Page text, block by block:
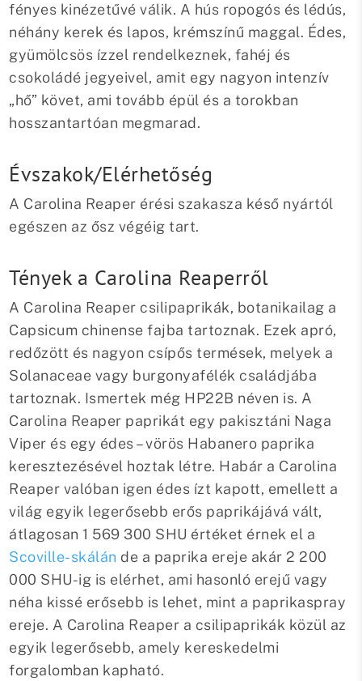
fényes kinézetűvé válik. A hús ropogós és lédús,
néhány kerek és lapos, krémszínű maggal. Édes,
gyümölcsös ízzel rendelkeznek, fahéj és
csokoládé jegyeivel, amit egy nagyon intenzív
„hő” követ, ami tovább épül és a torokban
hosszantartóan megmarad.
Évszakok/Elérhetőség
A Carolina Reaper érési szakasza késő nyártól
egészen az ősz végéig tart.
Tények a Carolina Reaperről
A Carolina Reaper csilipaprikák, botanikailag a
Capsicum chinense fajba tartoznak. Ezek apró,
redőzött és nagyon csípős termések, melyek a
Solanaceae vagy burgonyafélék családjába
tartoznak. Ismertek még HP22B néven is. A
Carolina Reaper paprikát egy pakisztáni Naga
Viper és egy édes – vörös Habanero paprika
keresztezésével hoztak létre. Habár a Carolina
Reaper valóban igen édes ízt kapott, emellett a
világ egyik legerősebb erős paprikájává vált,
átlagosan 1 569 300 SHU értéket érnek el a
Scoville-skálán de a paprika ereje akár 2 200
000 SHU-ig is elérhet, ami hasonló erejű vagy
néha kissé erősebb is lehet, mint a paprikaspray
ereje. A Carolina Reaper a csilipaprikák közül az
egyik legerősebb, amely kereskedelmi
forgalomban kapható.